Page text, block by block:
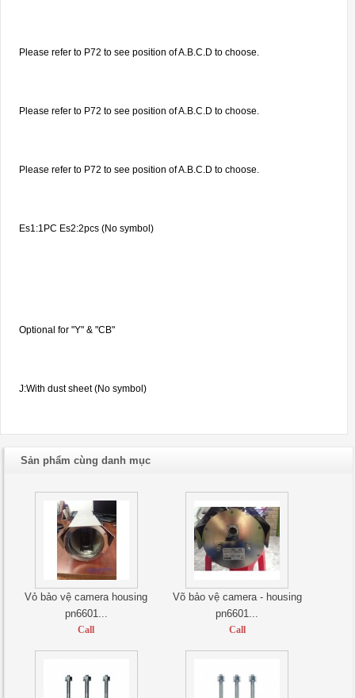
Please refer to P72 to see position of A.B.C.D to choose.
Please refer to P72 to see position of A.B.C.D to choose.
Please refer to P72 to see position of A.B.C.D to choose.
Es1:1PC Es2:2pcs (No symbol)
Optional for "Y" & "CB"
J:With dust sheet (No symbol)
Sản phẩm cùng danh mục
Vỏ bảo vệ camera housing
pn6601...
Call
Võ bảo vệ camera - housing
pn6601...
Call